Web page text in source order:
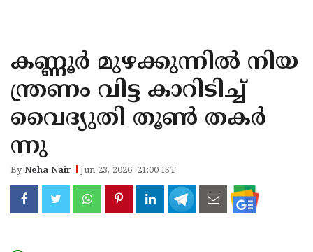
KANNUR
KASARAGOD
കണ്ണൂർ മുഴക്കുന്നിൽ നിയ
ന്ത്രണം വിട്ട കാറിടിച്ച്
വൈദ്യുതി തൂൺ തകർ
ന്നു
ByNeha Nair Jun 23, 2026, 21:00 IST